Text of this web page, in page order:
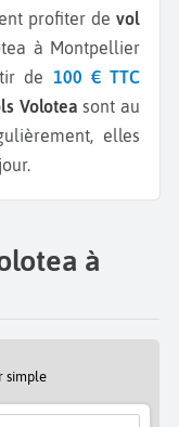
profiter devol
à Montpellier
de 100 € TTC
Volotea sont au
elles
à
simple